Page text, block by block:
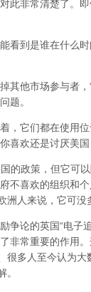
此非常清楚了。
看到是谁在什么
其他市场参与者
题。
，它们都在使用
喜欢还是讨厌美
的政策，但它可
不喜欢的组织和
洲人来说，它可没
争论的英国“电子
非常重要的作用
很多人至今认为
。